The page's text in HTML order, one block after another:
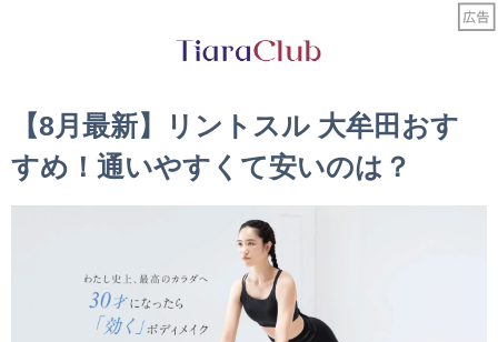
【8月最新】リントスル 大牟田おす
すめ！通いやすくて安いのは？